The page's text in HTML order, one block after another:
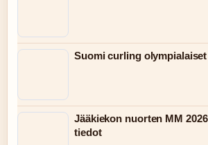
Suomi curling
Jääkiekon nuorten MM
tiedot